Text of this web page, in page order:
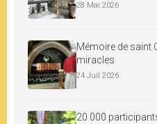
28 Mai 2026
Mémoire de saint
miracles
24 Juil 2026
20 000